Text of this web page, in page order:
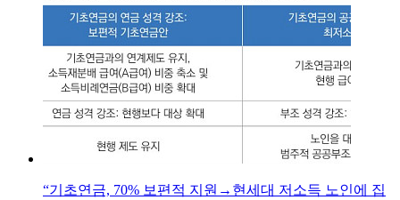
“기초연금, 70% 보편적 지원→현세대 저소득 노인에 집